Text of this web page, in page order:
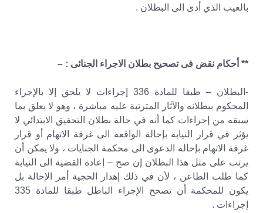
بالعيب الذي أدى الى البطلان .
** أحكام نقض فى تصحيح بطلان الاجراء الجنائى : –
-البطلان – طبقا للمادة 336 إجراءات لا يلحق إلا بالإجراء
المحكوم ببطلانه والآثار المترتبة عليه مباشرة ، وهو لا يعلق بما
سبقه من إجراءات كما أنه في حالة بطلان التحقيق الابتدائي لا
يؤثر في قرار النيابة بإحالة الواقعة الى غرفة الاتهام أو قرار
غرفة الاتهام بإحالة الدعوى الى محكمة الجنايات ، ولا يمكن أن
يرتب على مثل هذا البطلان إن صح – إعادة القضية الى النيابة
كما طلب الطاعن ، لأن في ذلك إهدار الحجية أمر الإحالة بل
يكون للمحكمة أن تصحح الإجراء الباطل طبقا للمادة 335
إجراءات .